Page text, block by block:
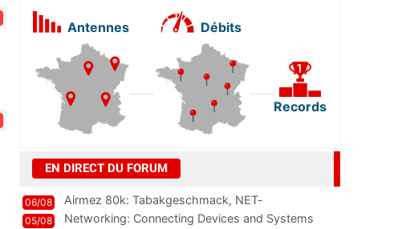
Antennes Débits
Records
EN DIRECT DU FORUM
06/08
Airmez 80k: Tabakgeschmack, NET-
Technologie und Leistung im
05/08 Networking: Connecting Devices and Systems